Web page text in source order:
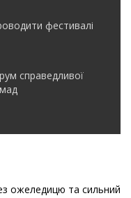
фестивалі
справедливої
ожеледицю та сильний